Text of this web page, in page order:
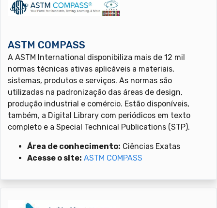
ASTM COMPASS
A ASTM International disponibiliza mais de 12 mil
normas técnicas ativas aplicáveis a materiais,
sistemas, produtos e serviços. As normas são
utilizadas na padronização das áreas de design,
produção industrial e comércio. Estão disponíveis,
também, a Digital Library com periódicos em texto
completo e a Special Technical Publications (STP).
Área de conhecimento: Ciências Exatas
Acesse o site: ASTM COMPASS